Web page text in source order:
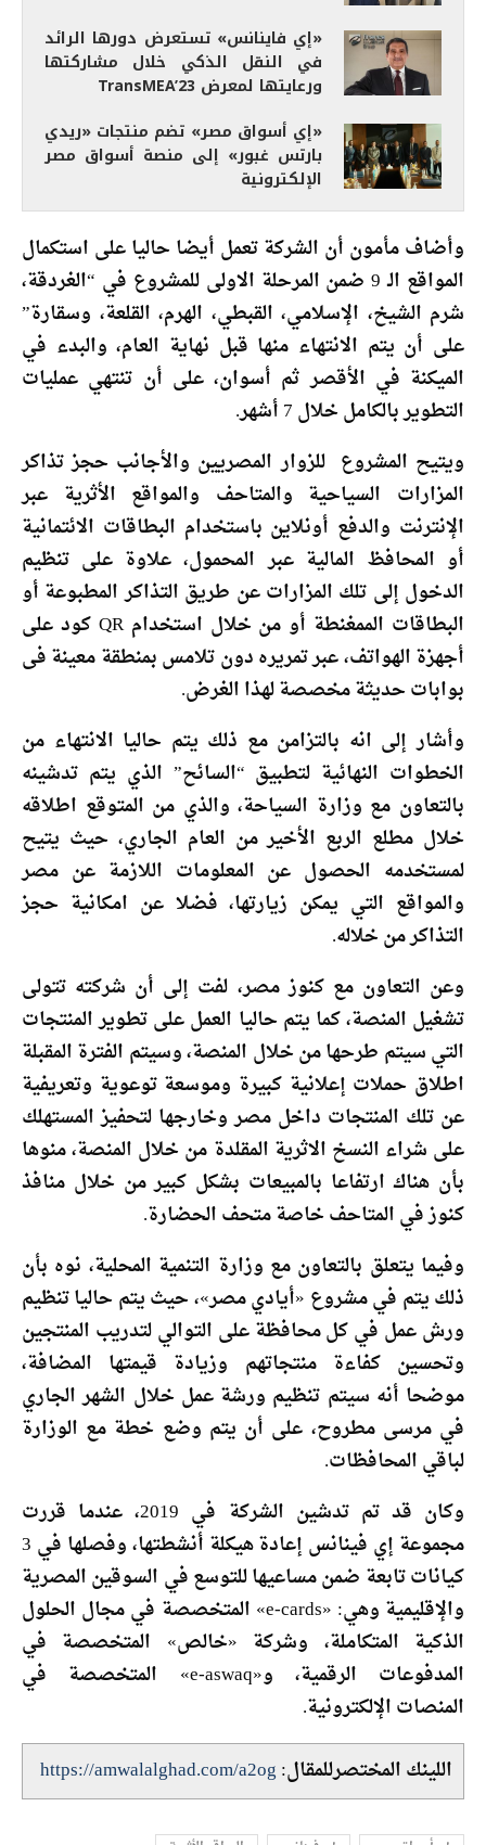
«إي فاينانس» تستعرض دورها الرائد
في النقل الذكي خلال مشاركتها
ورعايتها لمعرض TransMEA’23
«إي أسواق مصر» تضم منتجات «ريدي
بارتس غبور» إلى منصة أسواق مصر
الإلكترونية
وأضاف مأمون أن الشركة تعمل أيضا حاليا على استكمال
المواقع الـ 9 ضمن المرحلة الاولى للمشروع في “الغردقة،
شرم الشيخ، الإسلامي، القبطي، الهرم، القلعة، وسقارة”
على أن يتم الانتهاء منها قبل نهاية العام، والبدء في
الميكنة في الأقصر ثم أسوان، على أن تنتهي عمليات
التطوير بالكامل خلال 7 أشهر.
ويتيح المشروع للزوار المصريين والأجانب حجز تذاكر
المزارات السياحية والمتاحف والمواقع الأثرية عبر
الإنترنت والدفع أونلاين باستخدام البطاقات الائتمانية
أو المحافظ المالية عبر المحمول، علاوة على تنظيم
الدخول إلى تلك المزارات عن طريق التذاكر المطبوعة أو
البطاقات الممغنطة أو من خلال استخدام QR كود على
أجهزة الهواتف، عبر تمريره دون تلامس بمنطقة معينة فى
بوابات حديثة مخصصة لهذا الغرض.
وأشار إلى انه بالتزامن مع ذلك يتم حاليا الانتهاء من
الخطوات النهائية لتطبيق “السائح” الذي يتم تدشينه
بالتعاون مع وزارة السياحة، والذي من المتوقع اطلاقه
خلال مطلع الربع الأخير من العام الجاري، حيث يتيح
لمستخدمه الحصول عن المعلومات اللازمة عن مصر
والمواقع التي يمكن زيارتها، فضلا عن امكانية حجز
التذاكر من خلاله.
وعن التعاون مع كنوز مصر، لفت إلى أن شركته تتولى
تشغيل المنصة، كما يتم حاليا العمل على تطوير المنتجات
التي سيتم طرحها من خلال المنصة، وسيتم الفترة المقبلة
اطلاق حملات إعلانية كبيرة وموسعة توعوية وتعريفية
عن تلك المنتجات داخل مصر وخارجها لتحفيز المستهلك
على شراء النسخ الاثرية المقلدة من خلال المنصة، منوها
بأن هناك ارتفاعا بالمبيعات بشكل كبير من خلال منافذ
كنوز في المتاحف خاصة متحف الحضارة.
وفيما يتعلق بالتعاون مع وزارة التنمية المحلية، نوه بأن
ذلك يتم في مشروع «أيادي مصر»، حيث يتم حاليا تنظيم
ورش عمل في كل محافظة على التوالي لتدريب المنتجين
وتحسين كفاءة منتجاتهم وزيادة قيمتها المضافة،
موضحا أنه سيتم تنظيم ورشة عمل خلال الشهر الجاري
في مرسى مطروح، على أن يتم وضع خطة مع الوزارة
لباقي المحافظات.
وكان قد تم تدشين الشركة في 2019، عندما قررت
مجموعة إي فينانس إعادة هيكلة أنشطتها، وفصلها في 3
كيانات تابعة ضمن مساعيها للتوسع في السوقين المصرية
والإقليمية وهي: «e-cards» المتخصصة في مجال الحلول
الذكية المتكاملة، وشركة «خالص» المتخصصة في
المدفوعات الرقمية، و«e-aswaq» المتخصصة في
المنصات الإلكترونية.
اللينك المختصرللمقال:https://amwalalghad.com/a2og